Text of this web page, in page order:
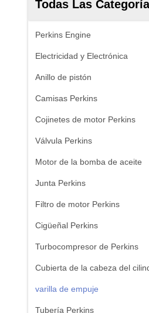
Todas Las
Perkins Engine
Electricidad y Electrónica
Anillo de pistón
Camisas Perkins
Cojinetes de motor Perkins
Válvula Perkins
Motor de la bomba de aceite
Junta Perkins
Filtro de motor Perkins
Cigüeñal Perkins
Turbocompresor de Perkins
Cubierta de la cabeza del
varilla de empuje
Tubería Perkins